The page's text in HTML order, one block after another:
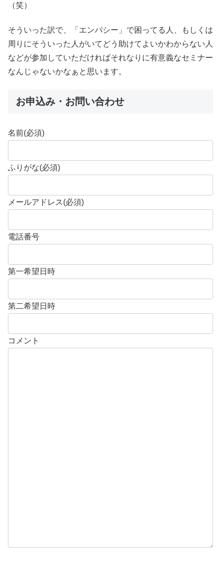
（笑）
そういった訳で、「エンパシー」で困ってる人、もしくは
周りにそういった人がいてどう助けてよいかわからない人
などが参加していただければそれなりに有意義なセミナー
なんじゃないかなぁと思います。
お申込み・お問い合わせ
名前(必須)
ふりがな(必須)
メールアドレス(必須)
電話番号
第一希望日時
第二希望日時
コメント